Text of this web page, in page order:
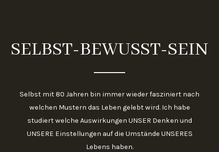
SELBST-BEWUSST-SEIN
Selbst mit 80 Jahren bin immer wieder fasziniert nach
welchen Mustern das Leben gelebt wird. Ich habe
studiert welche Auswirkungen UNSER Denken und
UNSERE Einstellungen auf die Umstände UNSERES
Lebens haben.